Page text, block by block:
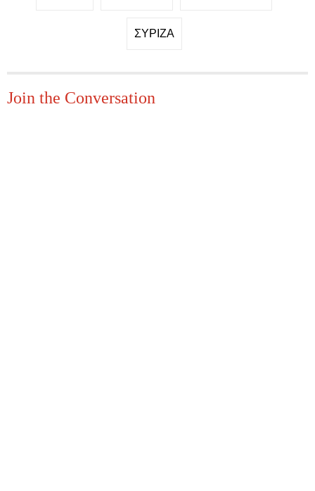
ΣΥΡΙΖΑ
Join the Conversation